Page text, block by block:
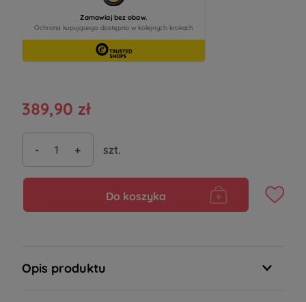
389,90 zł
- + szt.
Do koszyka
Opis produktu